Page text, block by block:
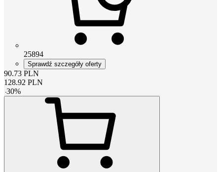
25894
Sprawdź szczegóły oferty
90.73 PLN
128.92 PLN
-30%